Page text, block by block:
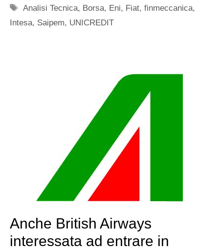
Tag
Analisi Tecnica, Borsa, Eni, Fiat,finmeccanica,
Intesa, Saipem, UNICREDIT
Anche British Airways
interessata ad entrare in